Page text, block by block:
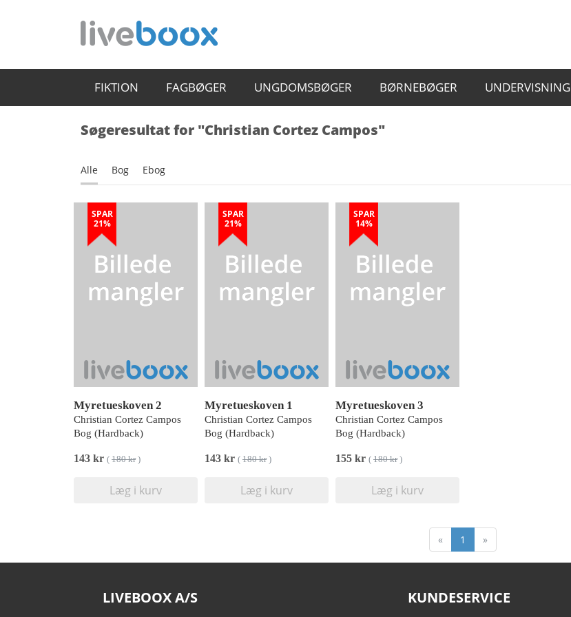
FIKTION FAGBØGER UNGDOMSBØGER BØRNEBØGER UNDERVISNING
Søgeresultat for "Christian Cortez Campos"
Alle Bog Ebog
SPAR
21%
Myretueskoven 2
Christian Cortez Campos
Bog (Hardback)
143 kr ( 180 kr)
Læg i kurv
SPAR
21%
Myretueskoven 1
Christian Cortez Campos
Bog (Hardback)
143 kr ( 180 kr)
Læg i kurv
SPAR
14%
Myretueskoven 3
Christian Cortez Campos
Bog (Hardback)
155 kr ( 180 kr)
Læg i kurv
« 1 »
LIVEBOOX A/S KUNDESERVICE